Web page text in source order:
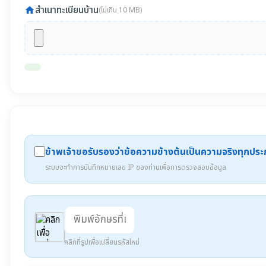
homeสำเนาทะเบียนบ้าน(ไม่เกิน 10 MB)
ข้าพเจ้าขอรับรองว่าข้อความข้างต้นเป็นความจริงทุกประ
ระบบจะทำการบันทึกหมายเลข IP ของท่านเพื่อการตรวจสอบข้อมูล
คลิกที่รูปเพื่อเปลี่ยนรหัสใหม่